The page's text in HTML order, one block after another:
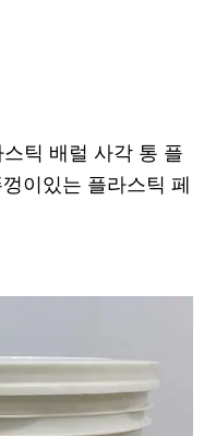
틱 배럴 사각 통 플
이있는 플라스틱 페